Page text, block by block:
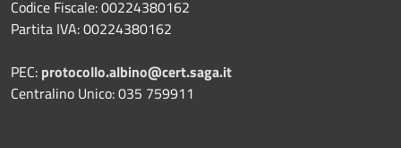
Codice Fiscale: 00224380162
Partita IVA: 00224380162
PEC: protocollo.albino@cert.saga.it
Centralino Unico: 035 759911